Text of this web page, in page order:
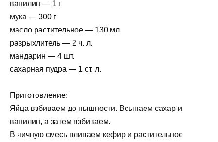
ванилин — 1 г
мука — 300 г
масло растительное — 130 мл
разрыхлитель — 2 ч. л.
мандарин — 4 шт.
сахарная пудра — 1 ст. л.
Приготовление:
Яйца взбиваем до пышности. Всыпаем сахар и
ванилин, а затем взбиваем.
В яичную смесь вливаем кефир и растительное